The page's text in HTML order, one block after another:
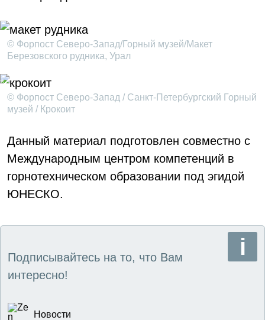
© Форпост Северо-Запад/Горный музей/Макет
Березовского рудника, Урал
© Форпост Северо-Запад / Санкт-Петербургский Горный
музей / Крокоит
Данный материал подготовлен совместно с
Международным центром компетенций в
горнотехническом образовании под эгидой
ЮНЕСКО.
Подписывайтесь на то, что Вам
интересно!
Новости